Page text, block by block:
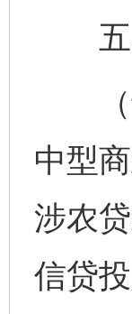
五
（十
中型
涉农
信贷